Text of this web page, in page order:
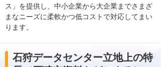
ス」を提供し、中小企業から大企業までさまざ
まなニーズに柔軟かつ低コストで対応してまい
ります。
石狩データセンター立地上の特